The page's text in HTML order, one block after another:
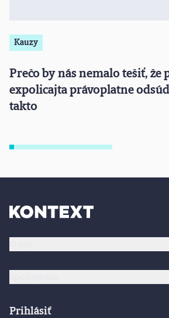
Kauzy
Prečo by nás nemalo tešiť, že
expolicajta právoplatne
takto
Prihlásiť